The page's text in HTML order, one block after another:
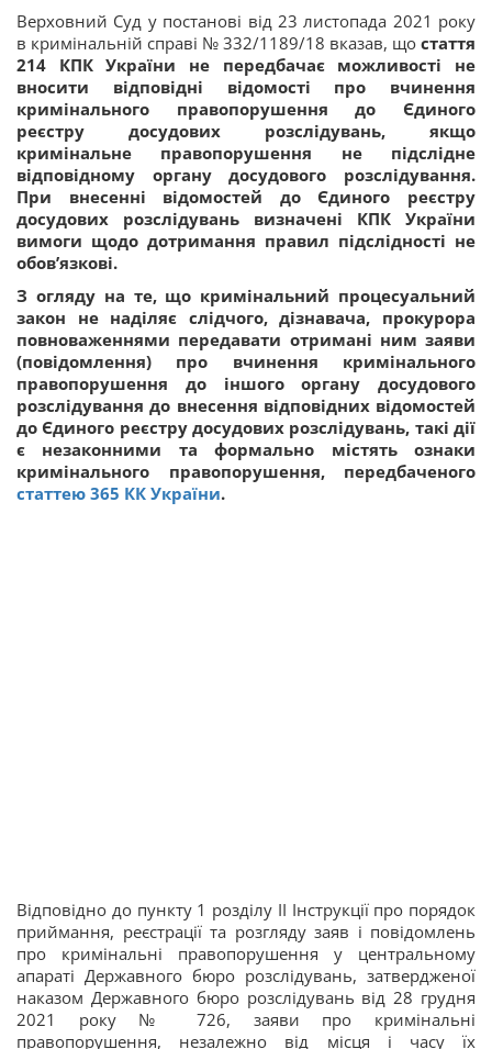
Верховний Суд у постанові від 23 листопада 2021 року
в кримінальній справі № 332/1189/18 вказав, що стаття
214 КПК України не передбачає можливості не
вносити відповідні відомості про вчинення
кримінального правопорушення до Єдиного
реєстру досудових розслідувань, якщо
кримінальне правопорушення не підслідне
відповідному органу досудового розслідування.
При внесенні відомостей до Єдиного реєстру
досудових розслідувань визначені КПК України
вимоги щодо дотримання правил підслідності не
обов’язкові.
З огляду на те, що кримінальний процесуальний
закон не наділяє слідчого, дізнавача, прокурора
повноваженнями передавати отримані ним заяви
(повідомлення) про вчинення кримінального
правопорушення до іншого органу досудового
розслідування до внесення відповідних відомостей
до Єдиного реєстру досудових розслідувань, такі дії
є незаконними та формально містять ознаки
кримінального правопорушення, передбаченого
статтею 365 КК України.
Відповідно до пункту 1 розділу ІІ Інструкції про порядок
приймання, реєстрації та розгляду заяв і повідомлень
про кримінальні правопорушення у центральному
апараті Державного бюро розслідувань, затвердженої
наказом Державного бюро розслідувань від 28 грудня
2021 року № 726, заяви про кримінальні
правопорушення, незалежно від місця і часу їх